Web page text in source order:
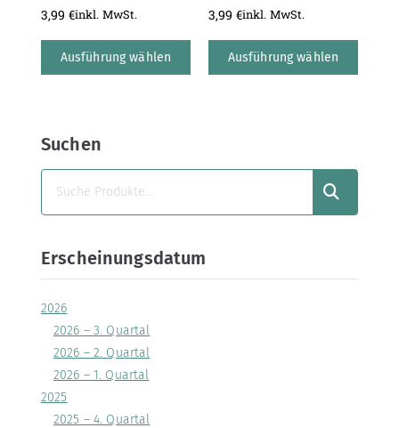
3,99 €inkl. MwSt.
Ausführung wählen
3,99 €inkl. MwSt.
Ausführung wählen
Suchen
SUCHEN
Erscheinungsdatum
2026
2026 – 3. Quartal
2026 – 2. Quartal
2026 – 1. Quartal
2025
2025 – 4. Quartal